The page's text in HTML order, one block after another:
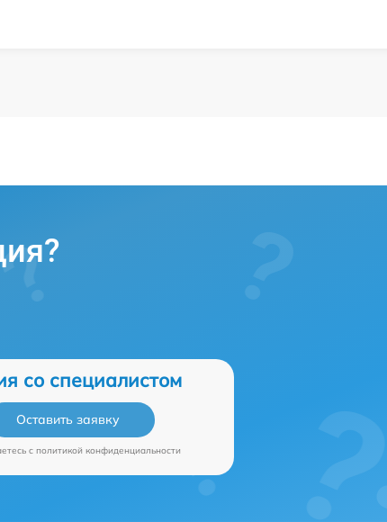
со специалистом
Оставить заявку
c политикой конфиденциальности